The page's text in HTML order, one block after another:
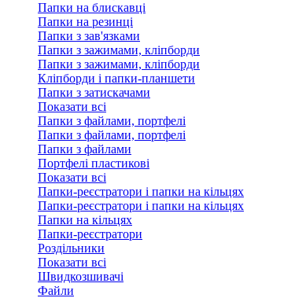
Папки на блискавці
Папки на резинці
Папки з зав'язками
Папки з зажимами, кліпборди
Папки з зажимами, кліпборди
Кліпборди і папки-планшети
Папки з затискачами
Показати всі
Папки з файлами, портфелі
Папки з файлами, портфелі
Папки з файлами
Портфелі пластикові
Показати всі
Папки-реєстратори і папки на кільцях
Папки-реєстратори і папки на кільцях
Папки на кільцях
Папки-реєстратори
Роздільники
Показати всі
Швидкозшивачi
Файли